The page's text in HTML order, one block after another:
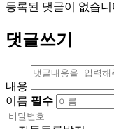
등록된 댓글이 없습니
댓글쓰기
내용
이름 필수